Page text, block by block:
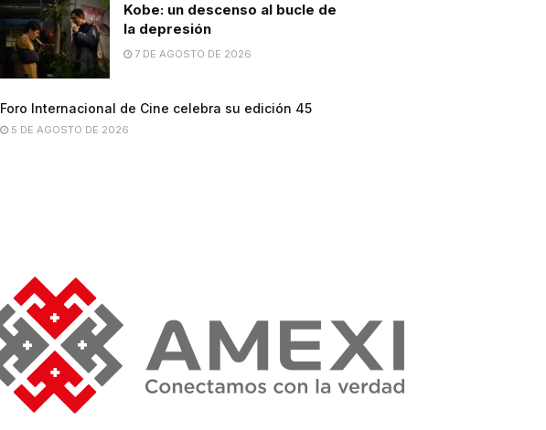
Kobe: un descenso al bucle de
la depresión
7 DE AGOSTO DE 2026
Foro Internacional de Cine celebra su edición 45
5 DE AGOSTO DE 2026